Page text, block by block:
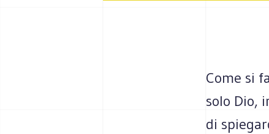
Come si
solo Dio,
di